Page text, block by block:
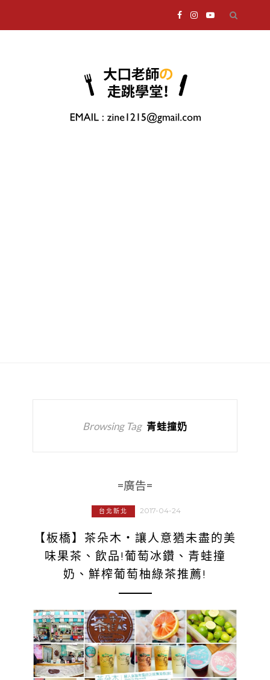
Browsing Tag 青蛙撞奶
=廣告=
台北新北 2017-04-24
【板橋】茶朵木‧讓人意猶未盡的美
味果茶、飲品!葡萄冰鑽、青蛙撞
奶、鮮榨葡萄柚綠茶推薦!